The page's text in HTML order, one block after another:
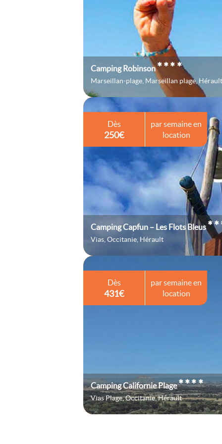
Camping Robinson****
Marseillan-plage, Marseillan plage, Hérault
Dès
250€
par semaine en
location
Camping Capfun – Les Flots Bleus
Vias, Occitanie, Hérault
Dès
431€
par semaine en
location
Camping Californie Plage****
Vias Plage, Occitanie, Hérault